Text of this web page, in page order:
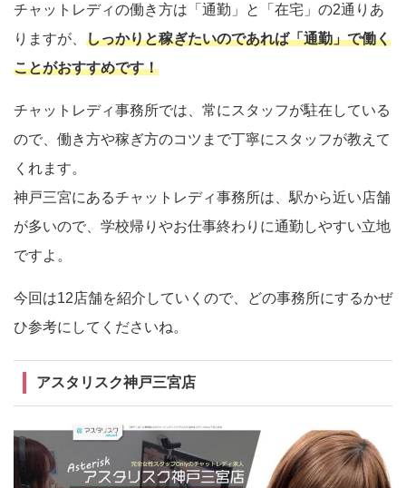
チャットレディの働き方は「通勤」と「在宅」の2通りあ
りますが、 しっかりと稼ぎたいのであれば「通勤」で働く
ことがおすすめです！
チャットレディ事務所では、常にスタッフが駐在している
ので、働き方や稼ぎ方のコツまで丁寧にスタッフが教えて
くれます。
神戸三宮にあるチャットレディ事務所は、駅から近い店舗
が多いので、学校帰りやお仕事終わりに通勤しやすい立地
ですよ。
今回は12店舗を紹介していくので、どの事務所にするかぜ
ひ参考にしてくださいね。
アスタリスク神戸三宮店